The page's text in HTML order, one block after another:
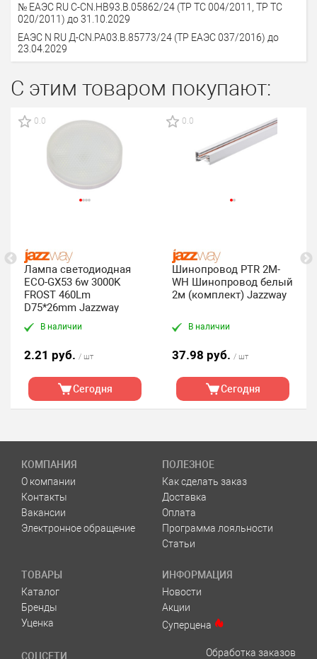
№ ЕАЭС RU C-CN.HB93.B.05862/24 (ТР ТС 004/2011, ТР ТС
020/2011) до 31.10.2029
ЕАЭС N RU Д-CN.РА03.В.85773/24 (ТР ЕАЭС 037/2016) до
23.04.2029
С этим товаром покупают:
0.0
Лампа светодиодная
ECO-GX53 6w 3000K
FROST 460Lm
D75*26mm Jazzway
В наличии
2.21 руб. / шт
Сегодня
0.0
Шинопровод PTR 2M-
WH Шинопровод белый
2м (комплект) Jazzway
В наличии
37.98 руб. / шт
Сегодня
КОМПАНИЯ
О компании
Контакты
Вакансии
Электронное обращение
ПОЛЕЗНОЕ
Как сделать заказ
Доставка
Оплата
Программа лояльности
Статьи
ТОВАРЫ
Каталог
Бренды
Уценка
ИНФОРМАЦИЯ
Новости
Акции
Суперцена
СОЦСЕТИ
Обработка заказов